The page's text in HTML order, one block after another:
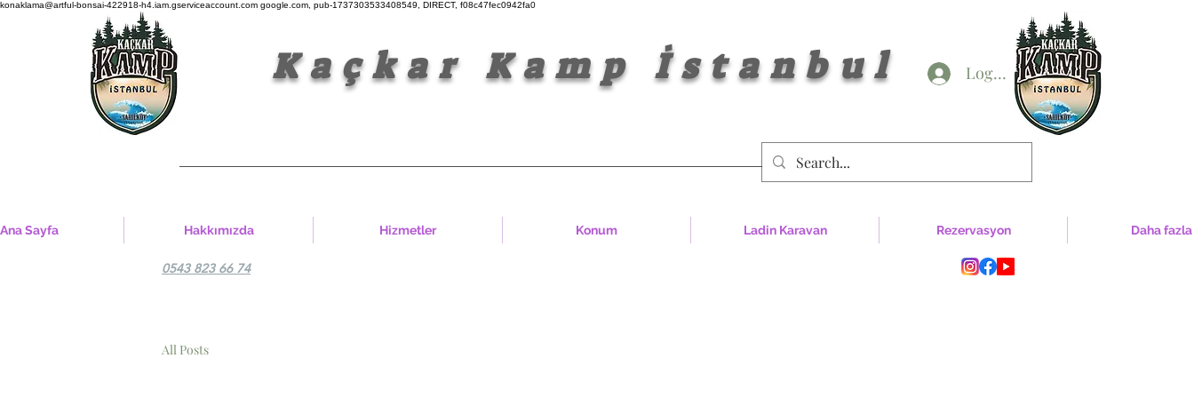
konaklama@artful-bonsai-422918-h4.iam.gserviceaccount.com google.com, pub-1737303533408549, DIRECT, f08c47fec0942fa0
Kaçkar Kamp İstanbul Logga in
Ana Sayfa Hakkımızda Hizmetler Konum Ladin Karavan Rezervasyon Daha fazla
0543 823 66 74
All Posts